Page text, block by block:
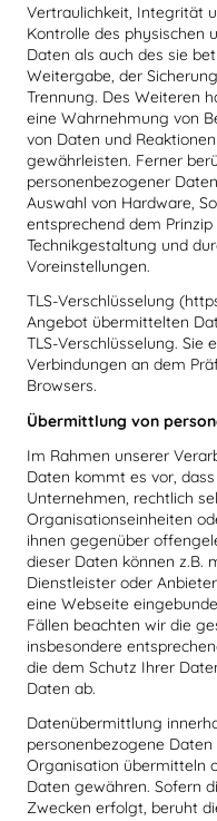
Vertraulichkeit, Integrität
Kontrolle des physischen
Daten als auch des sie
Weitergabe, der
Trennung. Des Weiteren
eine Wahrnehmung von
von Daten und
gewährleisten. Ferner
personenbezogener
Auswahl von Hardware,
entsprechend dem
Technikgestaltung und
Voreinstellungen.
TLS-Verschlüsselung
Angebot übermittelten
TLS-Verschlüsselung. Sie
Verbindungen an dem
Browsers.
Übermittlung von
Im Rahmen unserer
Daten kommt es vor,
Unternehmen, rechtlich
Organisationseinheiten
ihnen gegenüber
dieser Daten können z.B.
Dienstleister oder
eine Webseite
Fällen beachten wir die
insbesondere
die dem Schutz Ihrer
Daten ab.
Datenübermittlung
personenbezogene
Organisation übermitteln
Daten gewähren. Sofern
Zwecken erfolgt, beruht